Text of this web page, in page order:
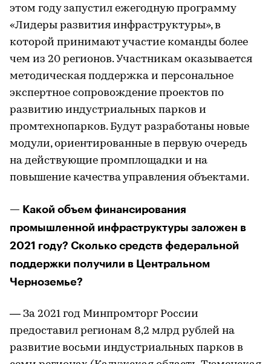
этом году запустил ежегодную программу
«Лидеры развития инфраструктуры», в
которой принимают участие команды более
чем из 20 регионов. Участникам оказывается
методическая поддержка и персональное
экспертное сопровождение проектов по
развитию индустриальных парков и
промтехнопарков. Будут разработаны новые
модули, ориентированные в первую очередь
на действующие промплощадки и на
повышение качества управления объектами.
— Какой объем финансирования
промышленной инфраструктуры заложен в
2021 году? Сколько средств федеральной
поддержки получили в Центральном
Черноземье?
— За 2021 год Минпромторг России
предоставил регионам 8,2 млрд рублей на
развитие восьми индустриальных парков в